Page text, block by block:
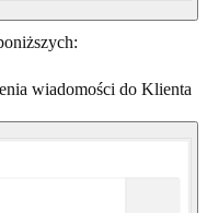
wiadomości do Klienta